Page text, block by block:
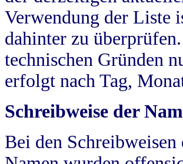
Verwendung der Liste
dahinter zu
technischen Gründen
erfolgt nach Tag,
Schreibweise der
Bei den